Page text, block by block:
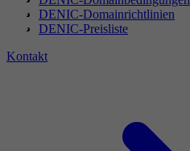
DENIC-Domainrichtlinien
DENIC-Preisliste
Kontakt